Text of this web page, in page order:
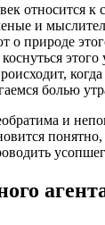
относится к
и
о природе
болью
и